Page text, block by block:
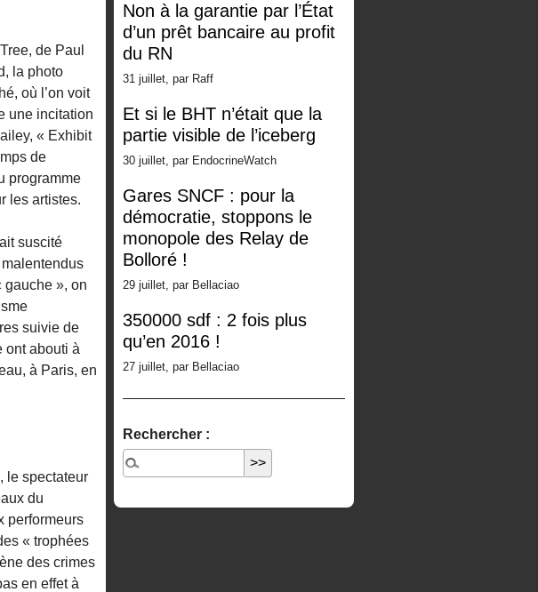
de Paul
la photo
où l’on voit
une incitation
« Exhibit
de
programme
les artistes.
suscité
malentendus
gauche », on
suivie de
ont abouti à
à Paris, en
le spectateur
du
performeurs
« trophées
des crimes
en effet à
Non à la garantie par l’État
d’un prêt bancaire au profit
du RN
31 juillet, par Raff
Et si le BHT n’était que la
partie visible de l’iceberg
30 juillet, par EndocrineWatch
Gares SNCF : pour la
démocratie, stoppons le
monopole des Relay de
Bolloré !
29 juillet, par Bellaciao
350000 sdf : 2 fois plus
qu’en 2016 !
27 juillet, par Bellaciao
Rechercher :